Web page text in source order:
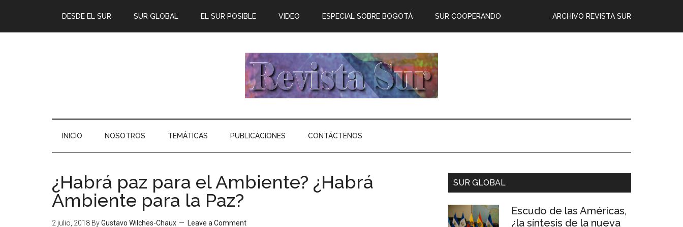
DESDE EL SUR SUR GLOBAL EL SUR POSIBLE ARCHIVO REVISTA SUR
VIDEO ESPECIAL SOBRE BOGOTÁ SUR COOPERANDO
INICIO NOSOTROS TEMÁTICAS PUBLICACIONES CONTÁCTENOS
¿Habrá paz para el Ambiente? ¿Habrá
Ambiente para la Paz?
2 julio, 2018 ByGustavo Wilches-Chaux Leave a Comment
SUR GLOBAL
Escudo de las Américas,
¿la síntesis de la nueva